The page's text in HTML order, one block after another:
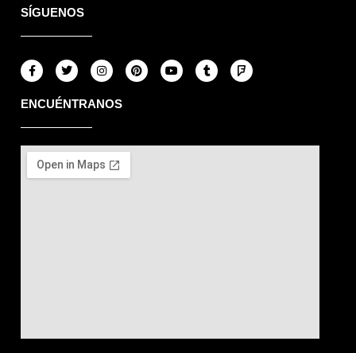
SÍGUENOS
F
a
c
b
o
-
T
w
i
t
r
I
n
s
a
m
P
i
n
t
Y
o
u
T
u
m
F
o
u
r
ENCUÉNTRANOS